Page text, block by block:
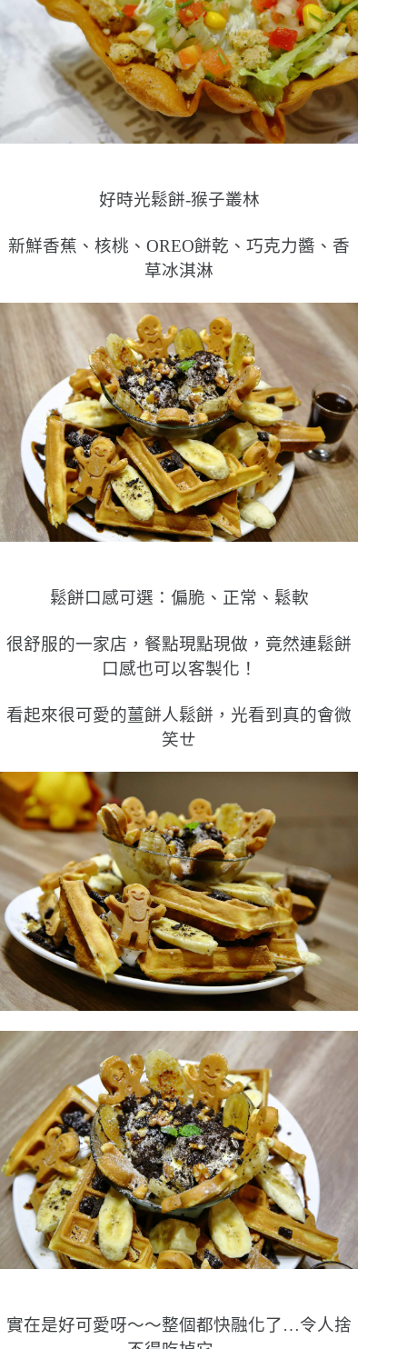
好時光鬆餅-猴子叢林
新鮮香蕉、核桃、OREO餅乾、巧克力醬、香
草冰淇淋
鬆餅口感可選：偏脆、正常、鬆軟
很舒服的一家店，餐點現點現做，竟然連鬆餅
口感也可以客製化！
看起來很可愛的薑餅人鬆餅，光看到真的會微
笑ㄝ
實在是好可愛呀〜〜整個都快融化了…令人捨